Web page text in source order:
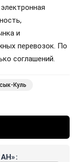
и
перевозок. По
соглашений.
Куль